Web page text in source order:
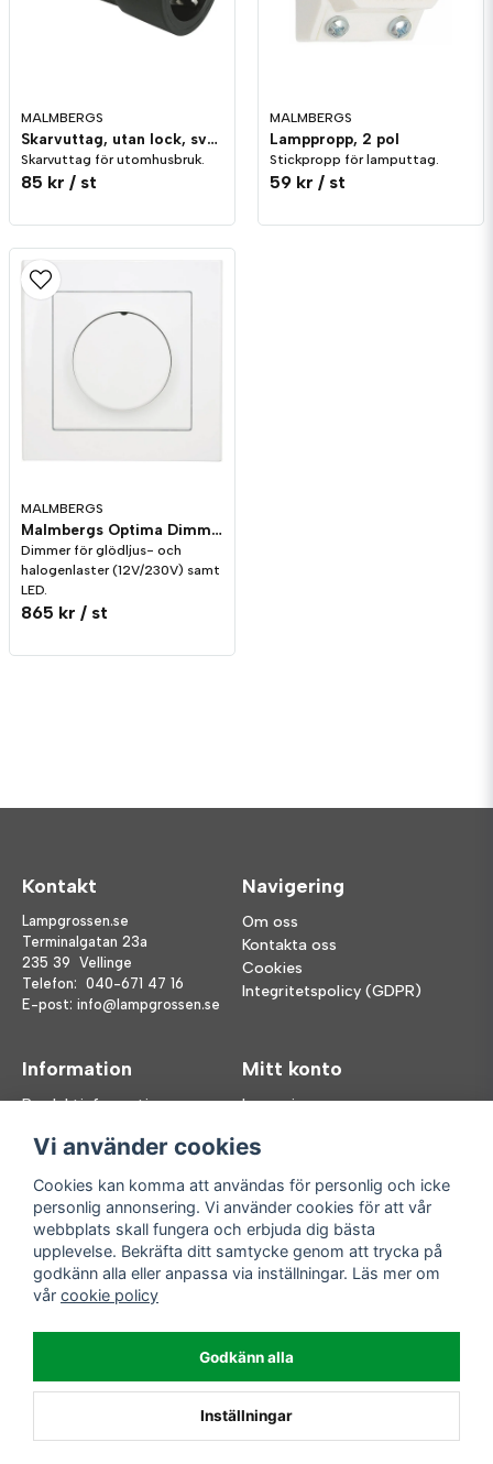
MALMBERGS
Skarvuttag, utan lock, svart, IP44
Skarvuttag för utomhusbruk.
85 kr / st
MALMBERGS
Lamppropp, 2 pol
Stickpropp för lamputtag.
59 kr / st
MALMBERGS
Malmbergs Optima Dimmer LED 5-600W Vit
Dimmer för glödljus- och
halogenlaster (12V/230V) samt
LED.
865 kr / st
Kontakt
Lampgrossen.se
Terminalgatan 23a
235 39 Vellinge
Telefon: 040-671 47 16
E-post: info@lampgrossen.se
Navigering
Om oss
Kontakta oss
Cookies
Integritetspolicy (GDPR)
Information
Produktinformation
FAQ
Mitt konto
Logga in
Glömt lösenord?
Följ oss
Facebook
Instagram
Handla enkelt
Enkla leveranser
Vi använder cookies
Cookies kan komma att användas för personlig och icke
personlig annonsering. Vi använder cookies för att vår
webbplats skall fungera och erbjuda dig bästa
upplevelse. Bekräfta ditt samtycke genom att trycka på
godkänn alla eller anpassa via inställningar. Läs mer om
vår cookie policy
Godkänn alla
Inställningar